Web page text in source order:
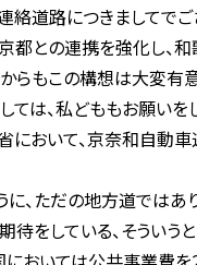
道路につきましてでご
との連携を強化し、
らもこの構想は大変有
は、私どももお願い
において、京奈和自動
、ただの地方道ではあ
をしている、そういう